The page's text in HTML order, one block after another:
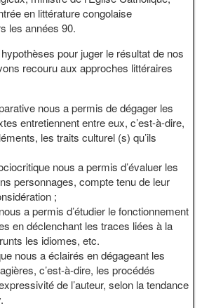
en littérature congolaise
les années 90.
pour juger le résultat de nos
recouru aux approches littéraires
nous a permis de dégager les
entretiennent entre eux, c’est-à-dire,
les traits culturel (s) qu’ils
nous a permis d’évaluer les
personnages, compte tenu de leur
;
a permis d’étudier le fonctionnement
en déclenchant les traces liées à la
les idiomes, etc.
nous a éclairés en dégageant les
c’est-à-dire, les procédés
de l’auteur, selon la tendance